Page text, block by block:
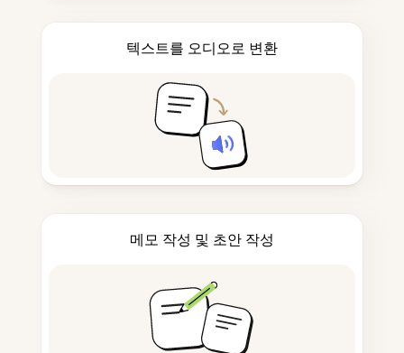
텍스트를 오디오로 변환
메모 작성 및 초안 작성